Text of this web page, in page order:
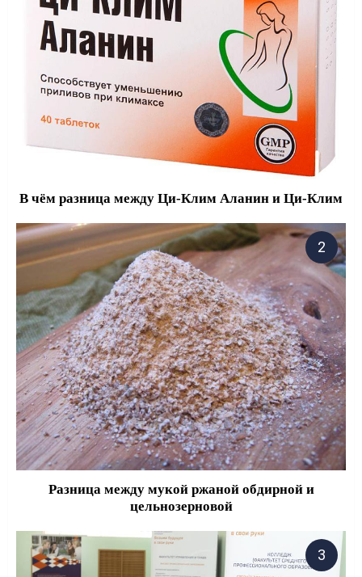
В чём разница между Ци-Клим Аланин и Ци-Клим
Разница между мукой ржаной обдирной и
цельнозерновой